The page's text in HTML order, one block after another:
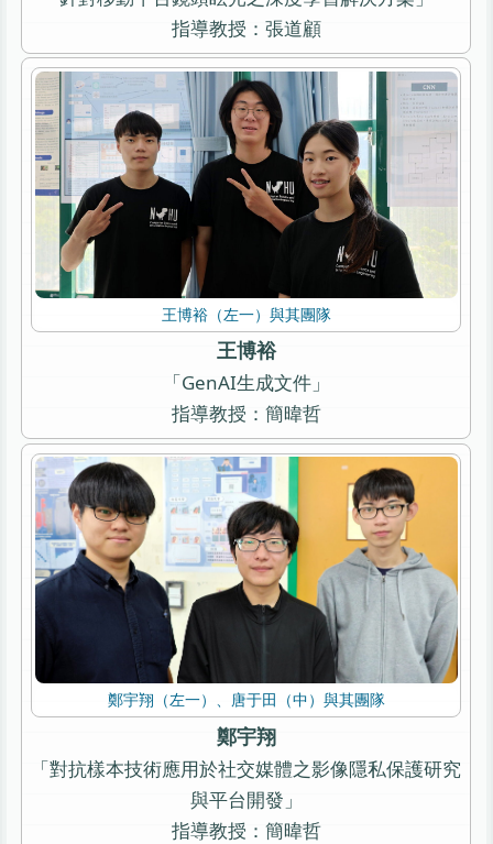
指導教授：張道顧
王博裕（左一）與其團隊
王博裕
「GenAI生成文件」
指導教授：簡暐哲
鄭宇翔（左一）、唐于田（中）與其團隊
鄭宇翔
「對抗樣本技術應用於社交媒體之影像隱私保護研究
與平台開發」
指導教授：簡暐哲